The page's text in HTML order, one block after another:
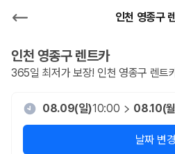
인천 영종구
인천 영종구렌트카
365일 최저가 보장! 인천 영종구 렌트
08.09(일)10:00 08.10(
날짜 변경